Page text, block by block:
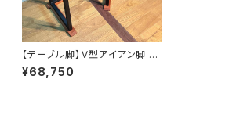
【テーブル脚】Ｖ型アイアン脚 脚
地グランデ【平板カリン材】H68
5 W495~665 D415~585㎜
¥68,750